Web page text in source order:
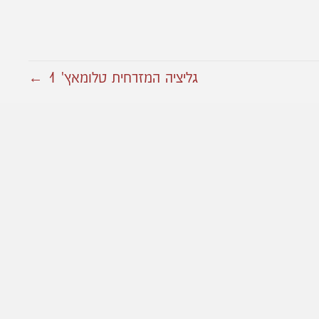
גליציה המזרחית טלומאץ' 1 ←